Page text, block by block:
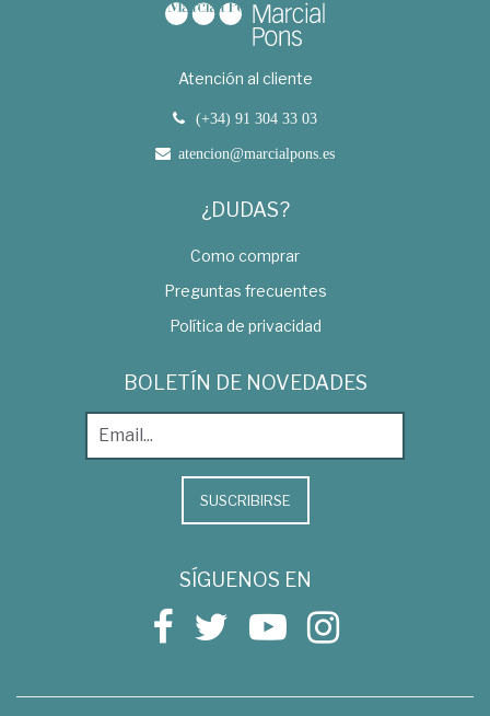
Atención al cliente
(+34) 91 304 33 03
atencion@marcialpons.es
¿DUDAS?
Como comprar
Preguntas frecuentes
Política de privacidad
BOLETÍN DE NOVEDADES
SUSCRIBIRSE
SÍGUENOS EN